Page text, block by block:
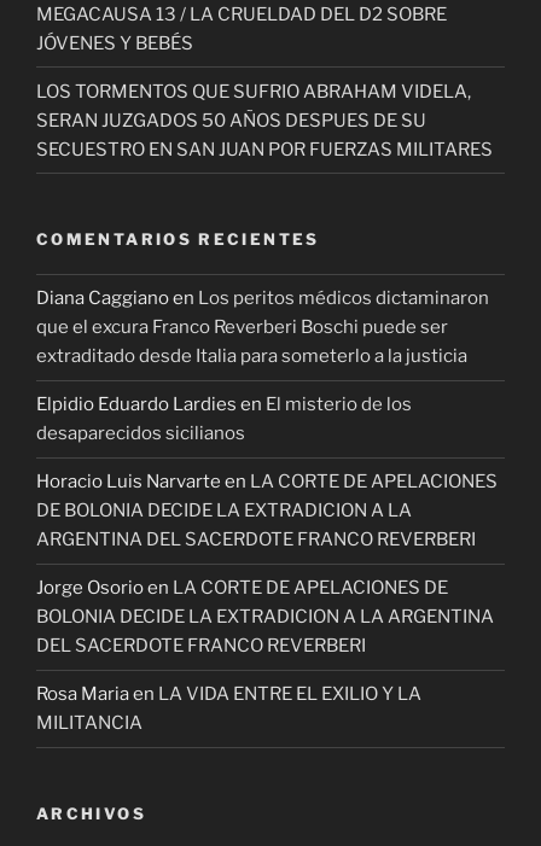
MEGACAUSA 13 / LA CRUELDAD DEL D2 SOBRE
JÓVENES Y BEBÉS
LOS TORMENTOS QUE SUFRIO ABRAHAM VIDELA,
SERAN JUZGADOS 50 AÑOS DESPUES DE SU
SECUESTRO EN SAN JUAN POR FUERZAS MILITARES
COMENTARIOS RECIENTES
Diana Caggianoen Los peritos médicos dictaminaron
que el excura Franco Reverberi Boschi puede ser
extraditado desde Italia para someterlo a la justicia
Elpidio Eduardo Lardies en El misterio de los
desaparecidos sicilianos
Horacio Luis Narvarte en LA CORTE DE APELACIONES
DE BOLONIA DECIDE LA EXTRADICION A LA
ARGENTINA DEL SACERDOTE FRANCO REVERBERI
Jorge Osorioen LA CORTE DE APELACIONES DE
BOLONIA DECIDE LA EXTRADICION A LA ARGENTINA
DEL SACERDOTE FRANCO REVERBERI
Rosa Mariaen LA VIDA ENTRE EL EXILIO Y LA
MILITANCIA
ARCHIVOS